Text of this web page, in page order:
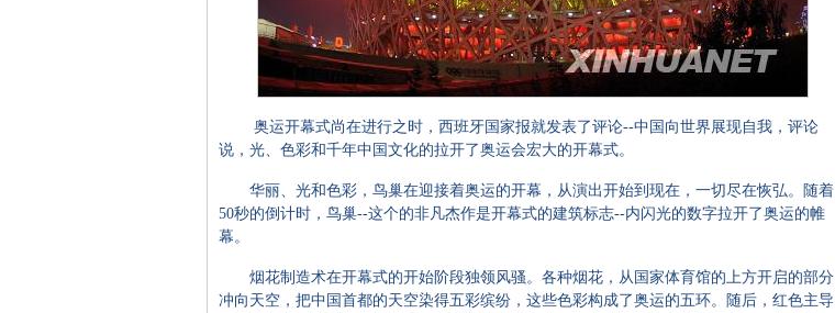
奥运开幕式尚在进行之时，西班牙国家报就发表了评论--中国向世界展现自我，评论
说，光、色彩和千年中国文化的拉开了奥运会宏大的开幕式。
华丽、光和色彩，鸟巢在迎接着奥运的开幕，从演出开始到现在，一切尽在恢弘。随着
50秒的倒计时，鸟巢--这个的非凡杰作是开幕式的建筑标志--内闪光的数字拉开了奥运的帷
幕。
烟花制造术在开幕式的开始阶段独领风骚。各种烟花，从国家体育馆的上方开启的部分
冲向天空，把中国首都的天空染得五彩缤纷，这些色彩构成了奥运的五环。随后，红色主导